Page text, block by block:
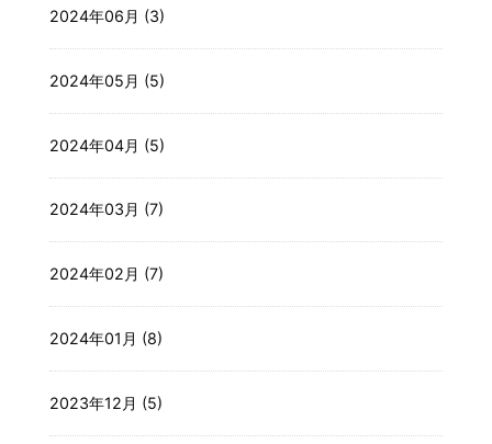
2024年06月 (3)
2024年05月 (5)
2024年04月 (5)
2024年03月 (7)
2024年02月 (7)
2024年01月 (8)
2023年12月 (5)